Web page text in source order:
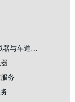
LED 光模拟器与车道照明工程
务